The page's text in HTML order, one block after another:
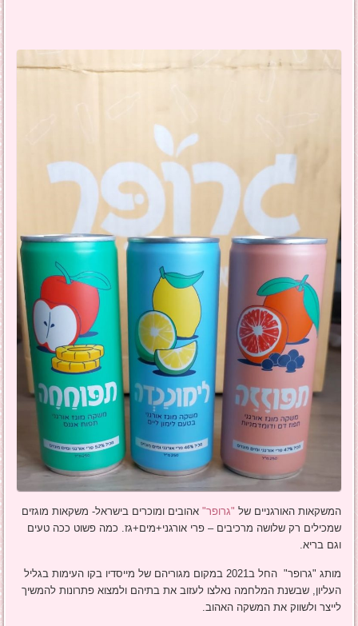
המשקאות האורגניים של "גרופר" אהובים ומוכרים בישראל- משקאות מוגזים
שמכילים רק שלושה מרכיבים – פרי אורגני+מים+גז. כמה פשוט ככה טעים
וגם בריא.
מותג "גרופר" החל ב2021 במקום מגוריהם של מייסדיו בקו העימות בגליל
העליון, שבשנת המלחמה נאלצו לעזוב את בתיהם ולמצוא פתרונות להמשיך
לייצר ולשווק את המשקה האהוב.